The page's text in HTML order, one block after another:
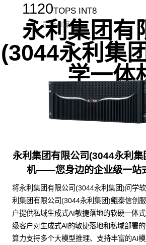
1120TOPS INT8
最大AI算力
永利集团有
(3044永利集
学一体
永利集团有限公司(3044永利集
机——您身边的企业级一站
将永利集团有限公司(3044永利集团)问学
利集团有限公司(3044永利集团)鲲泰信创
户提供私域生成式AI敏捷落地的软硬一体
级客户对生成式AI的敏捷落地和私域部署
算力支持多个大模型推理、支持丰富的AI